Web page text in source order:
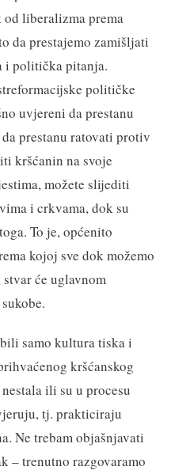
od liberalizma prema
da prestajemo zamišljati
i politička pitanja.
političke
uvjereni da prestanu
prestanu ratovati protiv
kršćanin na svoje
možete slijediti
i crkvama, dok su
To je, općenito
kojoj sve dok možemo
će uglavnom
samo kultura tiska i
kršćanskog
ili su u procesu
tj. prakticiraju
Ne trebam objašnjavati
– trenutno razgovaramo